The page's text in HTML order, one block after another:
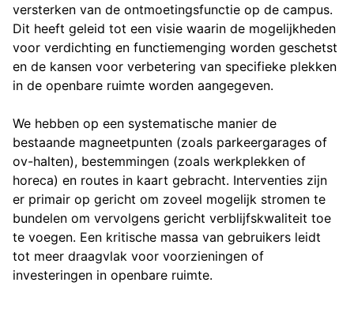
versterken van de ontmoetingsfunctie op de campus.
Dit heeft geleid tot een visie waarin de mogelijkheden
voor verdichting en functiemenging worden geschetst
en de kansen voor verbetering van specifieke plekken
in de openbare ruimte worden aangegeven.
We hebben op een systematische manier de
bestaande magneetpunten (zoals parkeergarages of
ov-halten), bestemmingen (zoals werkplekken of
horeca) en routes in kaart gebracht. Interventies zijn
er primair op gericht om zoveel mogelijk stromen te
bundelen om vervolgens gericht verblijfskwaliteit toe
te voegen. Een kritische massa van gebruikers leidt
tot meer draagvlak voor voorzieningen of
investeringen in openbare ruimte.